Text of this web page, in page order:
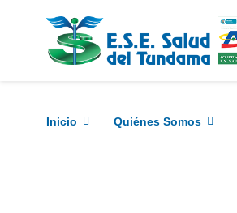
Inicio Quiénes Somos